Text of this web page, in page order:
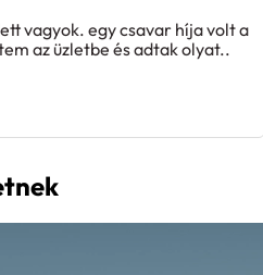
vagyok. egy csavar híja volt a
az üzletbe és adtak olyat..